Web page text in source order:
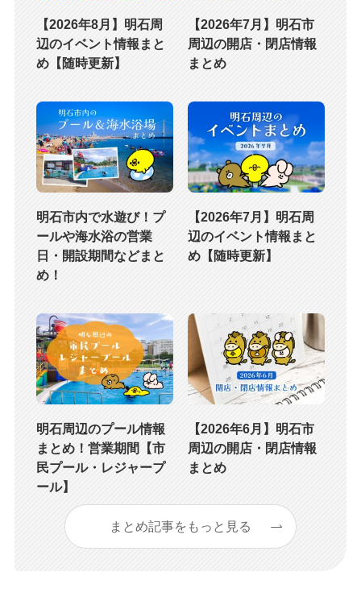
【2026年8月】明石周
辺のイベント情報まと
め【随時更新】
【2026年7月】明石市
周辺の開店・閉店情報
まとめ
明石市内で水遊び！プ
ールや海水浴の営業
日・開設期間などまと
め！
【2026年7月】明石周
辺のイベント情報まと
め【随時更新】
明石周辺のプール情報
まとめ！営業期間【市
民プール・レジャープ
ール】
【2026年6月】明石市
周辺の開店・閉店情報
まとめ
まとめ記事をもっと見る